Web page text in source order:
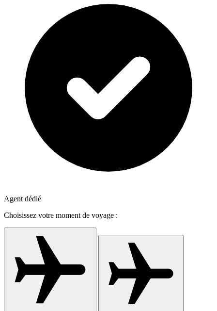
Agent dédié
Choisissez votre moment de voyage :